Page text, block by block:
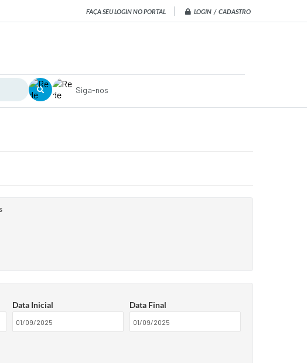
FAÇA SEU LOGIN NO PORTAL LOGIN / CADASTRO
Siga-nos
Data Inicial Data Final